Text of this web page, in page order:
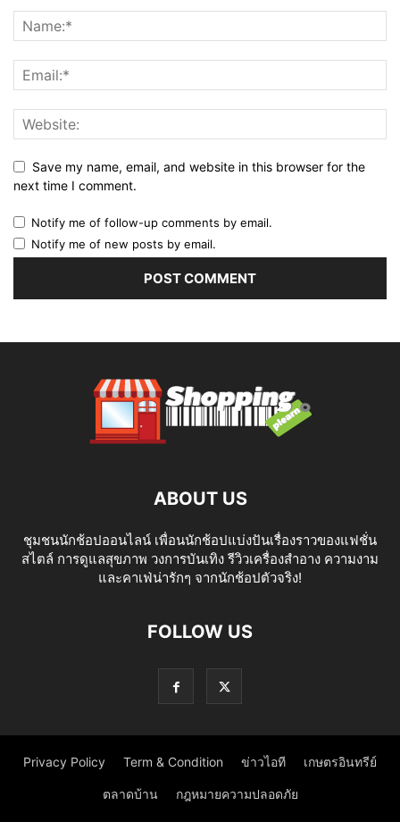
Save my name, email, and website in this browser for the
next time I comment.
Notify me of follow-up comments by email.
Notify me of new posts by email.
ABOUT US
ชุมชนนักช้อปออนไลน์ เพื่อนนักช้อปแบ่งปันเรื่องราวของแฟชั่น
สไตล์ การดูแลสุขภาพ วงการบันเทิง รีวิวเครื่องสำอาง ความงาม
และคาเฟ่น่ารักๆ จากนักช้อปตัวจริง!
FOLLOW US
Privacy Policy Term & Condition ข่าวไอที เกษตรอินทรีย์
ตลาดบ้าน กฎหมายความปลอดภัย